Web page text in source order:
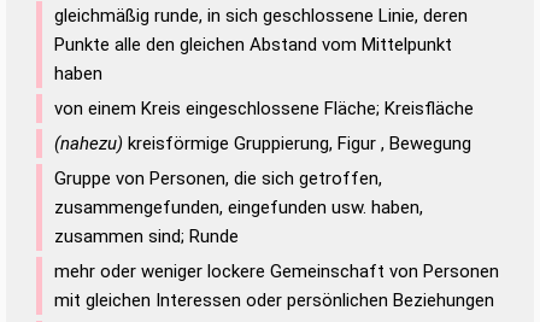
gleichmäßig runde, in sich geschlossene Linie, deren
Punkte alle den gleichen Abstand vom Mittelpunkt
haben
von einem Kreis eingeschlossene Fläche; Kreisfläche
(nahezu) kreisförmige Gruppierung, Figur , Bewegung
Gruppe von Personen, die sich getroffen,
zusammengefunden, eingefunden usw. haben,
zusammen sind; Runde
mehr oder weniger lockere Gemeinschaft von Personen
mit gleichen Interessen oder persönlichen Beziehungen